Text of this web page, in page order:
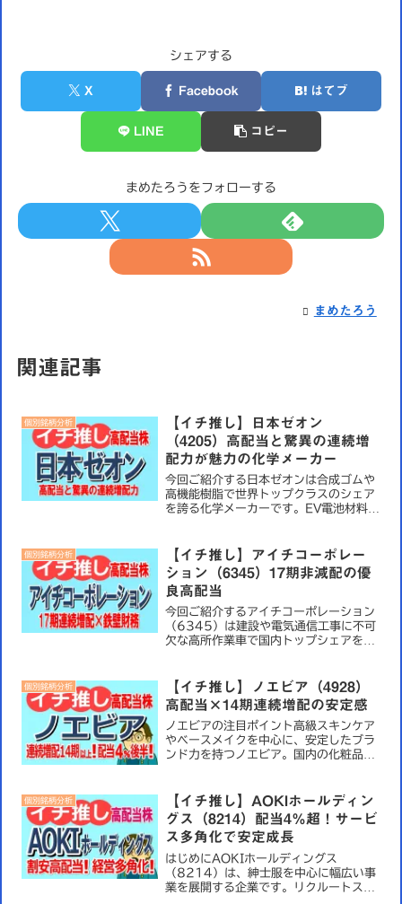
シェアする
X Facebook はてブ
LINE コピー
まめたろうをフォローする
まめたろう
関連記事
個別銘柄分析
【イチ推し】日本ゼオン
（4205）高配当と驚異の連続増
配力が魅力の化学メーカー
今回ご紹介する日本ゼオンは合成ゴムや
高機能樹脂で世界トップクラスのシェア
を誇る化学メーカーです。EV電池材料や
株主還元を大幅に強化しており高配当株
投資家として絶対に見逃...
個別銘柄分析
【イチ推し】アイチコーポレー
ション（6345）17期非減配の優
良高配当
今回ご紹介するアイチコーポレーション
（6345）は建設や電気通信工事に不可
欠な高所作業車で国内トップシェアを誇
資を考える高配当株投資家にとって非常
に魅力的な銘柄と言えま...
個別銘柄分析
【イチ推し】ノエビア（4928）
高配当×14期連続増配の安定感
ノエビアの注目ポイント高級スキンケア
やベースメイクを中心に、安定したブラ
ンド力を持つノエビア。国内の化粧品市
エビアのイチ推しポイント】 【高配当】
14期連続の増配実績...
個別銘柄分析
【イチ推し】AOKIホールディン
グス（8214）配当4％超！サービ
ス多角化で安定成長
はじめにAOKIホールディングス
（8214）は、紳士服を中心に幅広い事
業を展開する企業です。リクルートスー